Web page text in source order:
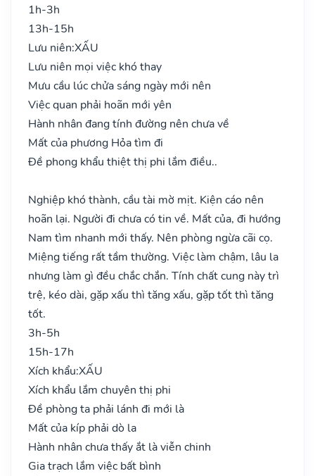
1h-3h
13h-15h
Lưu niên:XẤU
Lưu niên mọi việc khó thay
Mưu cầu lúc chửa sáng ngày mới nên
Việc quan phải hoãn mới yên
Hành nhân đang tính đường nên chưa về
Mất của phương Hỏa tìm đi
Đề phong khẩu thiệt thị phi lắm điều..
Nghiệp khó thành, cầu tài mờ mịt. Kiện cáo nên
hoãn lại. Người đi chưa có tin về. Mất của, đi hướng
Nam tìm nhanh mới thấy. Nên phòng ngừa cãi cọ.
Miệng tiếng rất tầm thường. Việc làm chậm, lâu la
nhưng làm gì đều chắc chắn. Tính chất cung này trì
trệ, kéo dài, gặp xấu thì tăng xấu, gặp tốt thì tăng
tốt.
3h-5h
15h-17h
Xích khẩu:XẤU
Xích khẩu lắm chuyên thị phi
Đề phòng ta phải lánh đi mới là
Mất của kíp phải dò la
Hành nhân chưa thấy ắt là viễn chinh
Gia trạch lắm việc bất bình